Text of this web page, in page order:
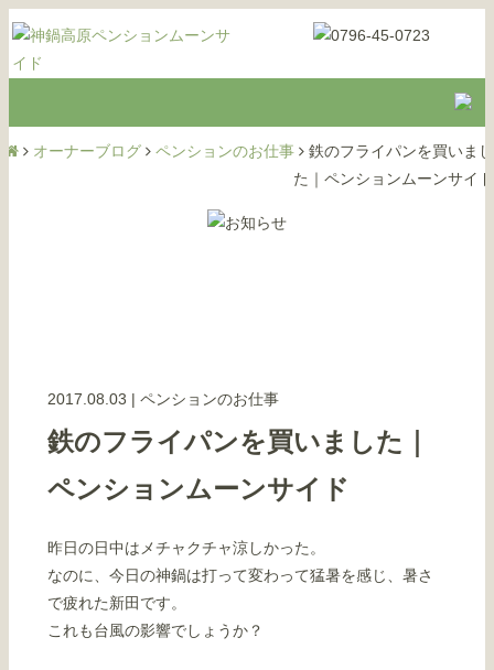
オーナーブログ ペンションのお仕事
鉄のフライパンを買いまし
た｜ペンションムーンサイド
2017.08.03 | ペンションのお仕事
鉄のフライパンを買いました｜
ペンションムーンサイド
昨日の日中はメチャクチャ涼しかった。
なのに、今日の神鍋は打って変わって猛暑を感じ、暑さ
で疲れた新田です。
これも台風の影響でしょうか？